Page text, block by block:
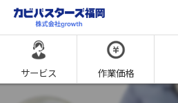
サービス 作業価格